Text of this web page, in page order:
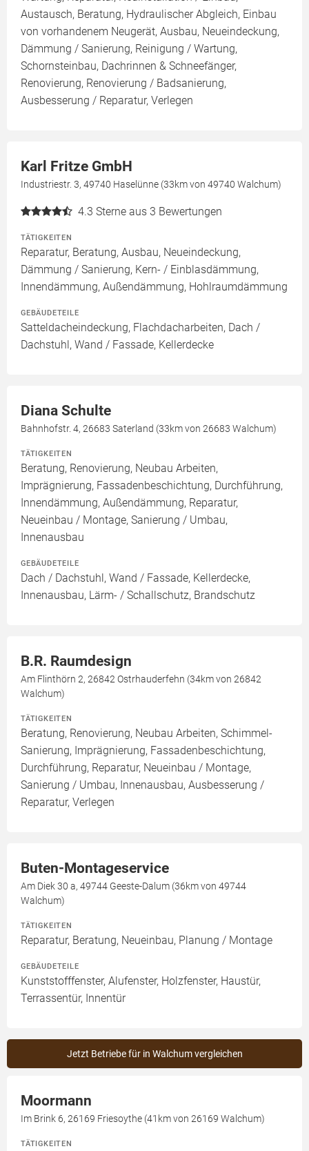
Austausch, Beratung, Hydraulischer Abgleich, Einbau
von vorhandenem Neugerät, Ausbau, Neueindeckung,
Dämmung / Sanierung, Reinigung / Wartung,
Schornsteinbau, Dachrinnen & Schneefänger,
Renovierung, Renovierung / Badsanierung,
Ausbesserung / Reparatur, Verlegen
Karl Fritze GmbH
Industriestr. 3, 49740 Haselünne (33km von 49740 Walchum)
4.3 Sterne aus 3 Bewertungen
TÄTIGKEITEN
Reparatur, Beratung, Ausbau, Neueindeckung,
Dämmung / Sanierung, Kern- / Einblasdämmung,
Innendämmung, Außendämmung, Hohlraumdämmung
GEBÄUDETEILE
Satteldacheindeckung, Flachdacharbeiten, Dach /
Dachstuhl, Wand / Fassade, Kellerdecke
Diana Schulte
Bahnhofstr. 4, 26683 Saterland (33km von 26683 Walchum)
TÄTIGKEITEN
Beratung, Renovierung, Neubau Arbeiten,
Imprägnierung, Fassadenbeschichtung, Durchführung,
Innendämmung, Außendämmung, Reparatur,
Neueinbau / Montage, Sanierung / Umbau,
Innenausbau
GEBÄUDETEILE
Dach / Dachstuhl, Wand / Fassade, Kellerdecke,
Innenausbau, Lärm- / Schallschutz, Brandschutz
B.R. Raumdesign
Am Flinthörn 2, 26842 Ostrhauderfehn (34km von 26842
Walchum)
TÄTIGKEITEN
Beratung, Renovierung, Neubau Arbeiten, Schimmel-
Sanierung, Imprägnierung, Fassadenbeschichtung,
Durchführung, Reparatur, Neueinbau / Montage,
Sanierung / Umbau, Innenausbau, Ausbesserung /
Reparatur, Verlegen
Buten-Montageservice
Am Diek 30 a, 49744 Geeste-Dalum (36km von 49744
Walchum)
TÄTIGKEITEN
Reparatur, Beratung, Neueinbau, Planung / Montage
GEBÄUDETEILE
Kunststofffenster, Alufenster, Holzfenster, Haustür,
Terrassentür, Innentür
Jetzt Betriebe für in Walchum vergleichen
Moormann
Im Brink 6, 26169 Friesoythe (41km von 26169 Walchum)
TÄTIGKEITEN